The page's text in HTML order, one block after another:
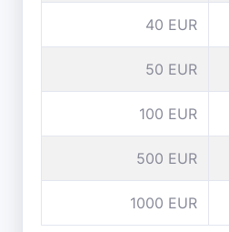
40 EUR
50 EUR
100 EUR
500 EUR
1000 EUR